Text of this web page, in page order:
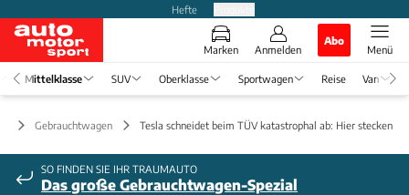
Hefte
Marken Anmelden
Abo
Menü
Mittelklasse SUV Oberklasse Sportwagen Reise Van
Gebrauchtwagen Tesla schneidet beim TÜV katastrophal ab: Hier stecken
SO FINDEN SIE IHR TRAUMAUTO
Das große Gebrauchtwagen-Spezial